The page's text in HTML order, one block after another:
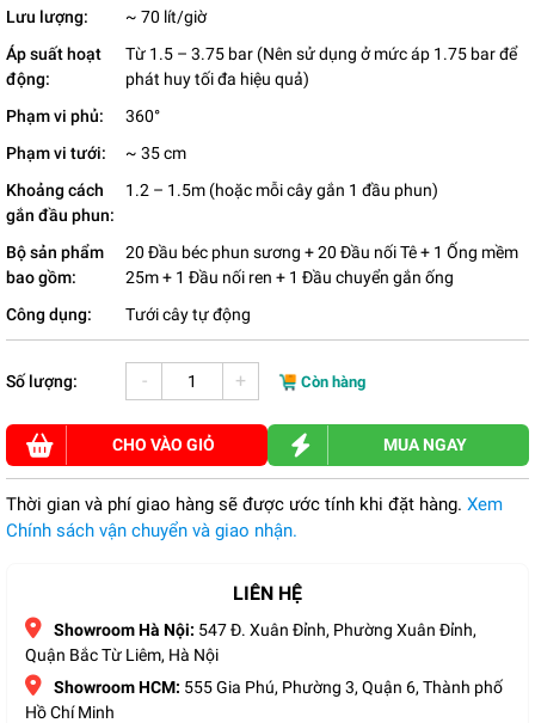
Lưu lượng:
~ 70 lít/giờ
Áp suất hoạt
động:
Từ 1.5 – 3.75 bar (Nên sử dụng ở mức áp 1.75 bar để
phát huy tối đa hiệu quả)
Phạm vi phủ:
360°
Phạm vi tưới:
~ 35 cm
Khoảng cách
gắn đầu phun:
1.2 – 1.5m (hoặc mỗi cây gắn 1 đầu phun)
Bộ sản phẩm
bao gồm:
20 Đầu béc phun sương + 20 Đầu nối Tê + 1 Ống mềm
25m + 1 Đầu nối ren + 1 Đầu chuyển gắn ống
Công dụng:
Tưới cây tự động
Số lượng: - + Còn hàng
CHO VÀO GIỎ MUA NGAY
Thời gian và phí giao hàng sẽ được ước tính khi đặt hàng. Xem
Chính sách vận chuyển và giao nhận.
LIÊN HỆ
Showroom Hà Nội: 547 Đ. Xuân Đỉnh, Phường Xuân Đỉnh,
Quận Bắc Từ Liêm, Hà Nội
Showroom HCM: 555 Gia Phú, Phường 3, Quận 6, Thành phố
Hồ Chí Minh